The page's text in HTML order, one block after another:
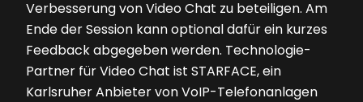
Verbesserung von Video Chat zu beteiligen. Am
Ende der Session kann optional dafür ein kurzes
Feedback abgegeben werden. Technologie-
Partner für Video Chat ist STARFACE, ein
Karlsruher Anbieter von VoIP-Telefonanlagen